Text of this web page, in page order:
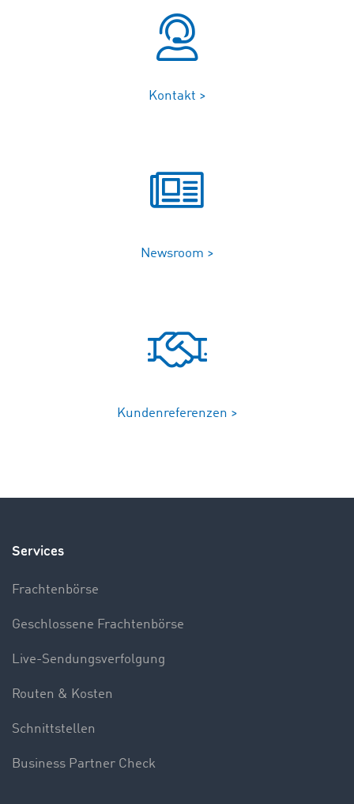
Kontakt >
Newsroom >
Kundenreferenzen >
Services
Frachtenbörse
Geschlossene Frachtenbörse
Live-Sendungsverfolgung
Routen & Kosten
Schnittstellen
Business Partner Check